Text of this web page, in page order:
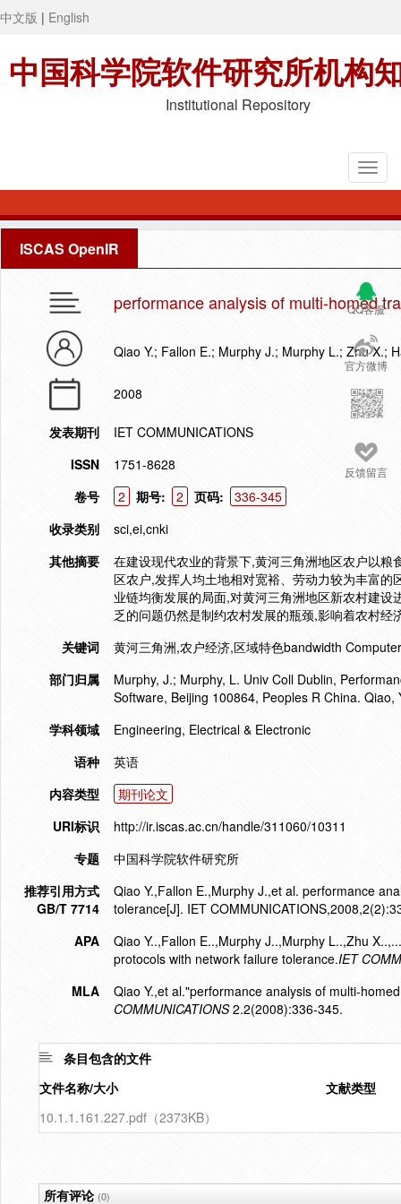
中文版 | English
中国科学院软件研究所机构
Institutional Repository
ISCAS OpenIR
QQ客服
官方微博
反馈留言
performance analysis of multi-homed
Qiao Y.; Fallon E.; Murphy J.; Murphy L.; Zhu X.;
2008
发表期刊
IET COMMUNICATIONS
ISSN
1751-8628
卷号
2 期号: 2 页码:
336-345
收录类别
sci,ei,cnki
其他摘要
在建设现代农业的背景下,黄河三角洲地区农户以
区农户,发挥人均土地相对宽裕、劳动力较为丰富
业链均衡发展的局面,对黄河三角洲地区新农村建
乏的问题仍然是制约农村发展的瓶颈,影响着农村经
关键词
黄河三角洲,农户经济,区域特色bandwidth
部门归属
Murphy, J.; Murphy, L. Univ Coll Dublin,
Software, Beijing 100864, Peoples R China.
学科领域
Engineering, Electrical & Electronic
语种
英语
内容类型
期刊论文
URI标识
http://ir.iscas.ac.cn/handle/311060/10311
专题
中国科学院软件研究所
推荐引用方式
GB/T 7714
Qiao Y.,Fallon E.,Murphy J.,et al. performance
tolerance[J]. IET
APA
Qiao Y..,Fallon E..,Murphy J..,Murphy L..,Zhu
protocols with network failure tolerance.IET
MLA
Qiao Y.,et al."performance analysis of multi-
COMMUNICATIONS2.2(2008):336-345.
条目包含的文件
文件名称/大小
文献类型
10.1.1.161.227.pdf（2373KB）
所有评论(0)